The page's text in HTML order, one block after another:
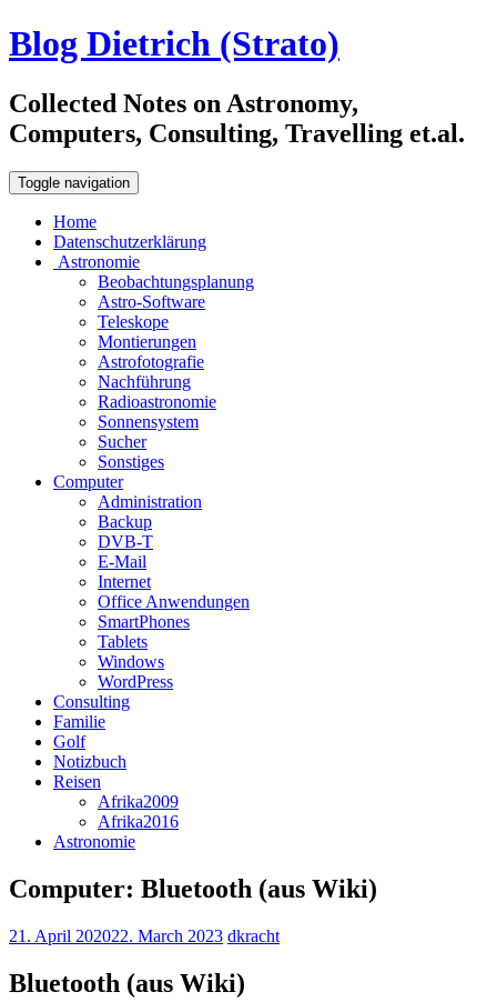
Blog Dietrich (Strato)
Collected Notes on Astronomy,
Computers, Consulting, Travelling et.al.
Toggle navigation
Home
Datenschutzerklärung
Astronomie
Beobachtungsplanung
Astro-Software
Teleskope
Montierungen
Astrofotografie
Nachführung
Radioastronomie
Sonnensystem
Sucher
Sonstiges
Computer
Administration
Backup
DVB-T
E-Mail
Internet
Office Anwendungen
SmartPhones
Tablets
Windows
WordPress
Consulting
Familie
Golf
Notizbuch
Reisen
Afrika2009
Afrika2016
Astronomie
Computer: Bluetooth (aus Wiki)
21. April 202022. March 2023 dkracht
Bluetooth (aus Wiki)